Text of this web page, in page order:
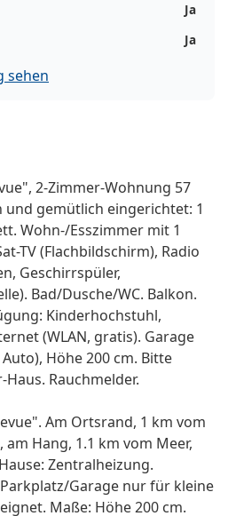
Ja
Ja
sehen
2-Zimmer-Wohnung 57
und gemütlich eingerichtet: 1
Wohn-/Esszimmer mit 1
TV (Flachbildschirm), Radio
Geschirrspüler,
Bad/Dusche/WC. Balkon.
Kinderhochstuhl,
(WLAN, gratis). Garage
Höhe 200 cm. Bitte
Rauchmelder.
Am Ortsrand, 1 km vom
Hang, 1.1 km vom Meer,
Zentralheizung.
Garage nur für kleine
Maße: Höhe 200 cm.